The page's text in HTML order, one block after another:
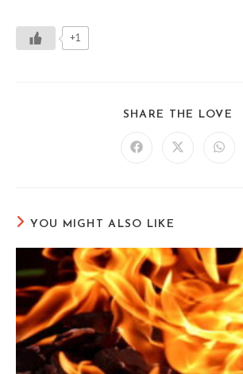
+1
SHARE THE LOVE
Opens Opens Opens
YOU MIGHT ALSO LIKE